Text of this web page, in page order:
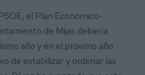
el Plan Económico-
de Mijas debería
año y en el próximo año
de estabilizar y ordenar las